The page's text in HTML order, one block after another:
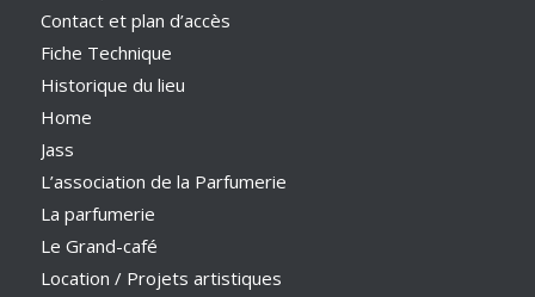
Contact et plan d’accès
Fiche Technique
Historique du lieu
Home
Jass
L’association de la Parfumerie
La parfumerie
Le Grand-café
Location / Projets artistiques